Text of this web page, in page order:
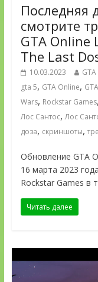
Последняя
смотрите
GTA Online
The Last
10.03.2023 GTA
gta 5, GTA Online,
Wars, Rockstar Games,
Лос Сантос,Лос
доза, скриншоты,
Обновление GTA
16 марта 2023
Rockstar Games в
Читать далее